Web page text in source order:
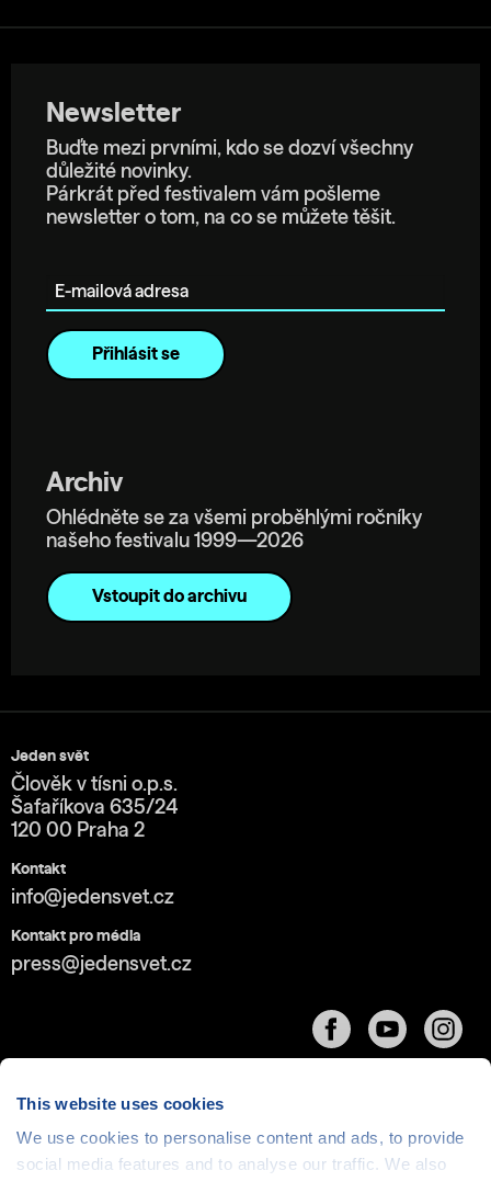
This website uses cookies
We use cookies to personalise content and ads, to provide
social media features and to analyse our traffic. We also
Newsletter
Buďte mezi prvními, kdo se dozví všechny
důležité novinky.
Párkrát před festivalem vám pošleme
newsletter o tom, na co se můžete těšit.
Archiv
Ohlédněte se za všemi proběhlými ročníky
našeho festivalu 1999—2026
Vstoupit do archivu
Jeden svět
Člověk v tísni o.p.s.
Šafaříkova 635/24
120 00 Praha 2
Kontakt
info@jedensvet.cz
Kontakt pro média
press@jedensvet.cz
Cookies| © 1999-2026 Člověk v tísni o.p.s., web běží